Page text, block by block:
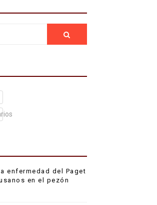
enfermedad del Paget
en el pezón